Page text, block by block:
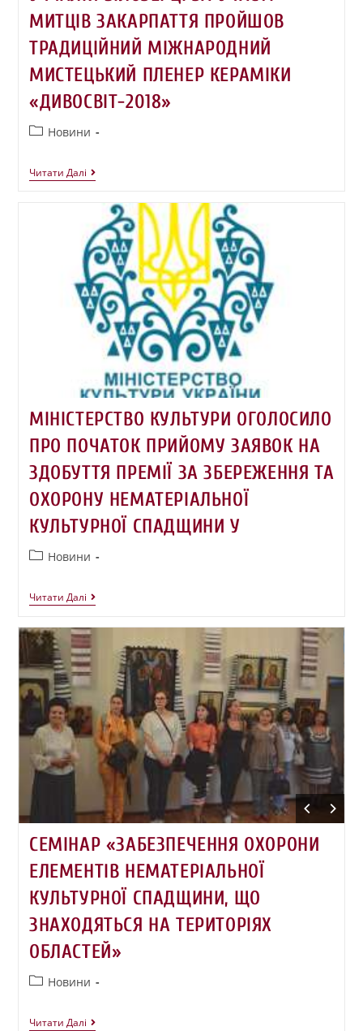
МИТЦІВ ЗАКАРПАТТЯ ПРОЙШОВ
ТРАДИЦІЙНИЙ МІЖНАРОДНИЙ
МИСТЕЦЬКИЙ ПЛЕНЕР КЕРАМІКИ
«ДИВОСВІТ-2018»
Новини
Читати Далі
МІНІСТЕРСТВО КУЛЬТУРИ ОГОЛОСИЛО
ПРО ПОЧАТОК ПРИЙОМУ ЗАЯВОК НА
ЗДОБУТТЯ ПРЕМІЇ ЗА ЗБЕРЕЖЕННЯ ТА
ОХОРОНУ НЕМАТЕРІАЛЬНОЇ
КУЛЬТУРНОЇ СПАДЩИНИ У
Новини
Читати Далі
СЕМІНАР «ЗАБЕЗПЕЧЕННЯ ОХОРОНИ
ЕЛЕМЕНТІВ НЕМАТЕРІАЛЬНОЇ
КУЛЬТУРНОЇ СПАДЩИНИ, ЩО
ЗНАХОДЯТЬСЯ НА ТЕРИТОРІЯХ
ОБЛАСТЕЙ»
Новини
Читати Далі